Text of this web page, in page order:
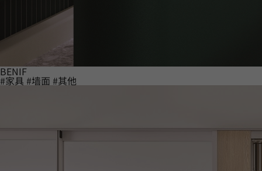
BENIF
#家具 #墙面 #其他